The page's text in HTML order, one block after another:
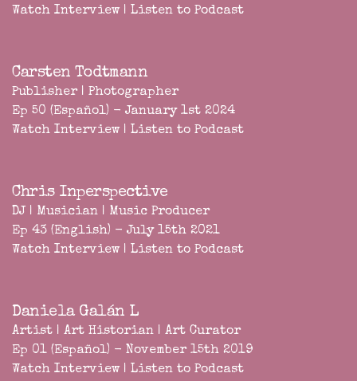
Watch Interview | Listen to Podcast
Carsten Todtmann
Publisher | Photographer
Ep 50 (Español) - January 1st 2024
Watch Interview | Listen to Podcast
Chris Inperspective
DJ | Musician | Music Producer
Ep 43 (English) - July 15th 2021
Watch Interview | Listen to Podcast
Daniela Galán L
Artist | Art Historian | Art Curator
Ep 01 (Español) - November 15th 2019
Watch Interview | Listen to Podcast